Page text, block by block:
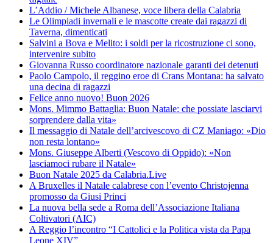
L’Addio / Michele Albanese, voce libera della Calabria
Le Olimpiadi invernali e le mascotte create dai ragazzi di
Taverna, dimenticati
Salvini a Bova e Melito: i soldi per la ricostruzione ci sono,
intervenire subito
Giovanna Russo coordinatore nazionale garanti dei detenuti
Paolo Campolo, il reggino eroe di Crans Montana: ha salvato
una decina di ragazzi
Felice anno nuovo! Buon 2026
Mons. Mimmo Battaglia: Buon Natale: che possiate lasciarvi
sorprendere dalla vita»
Il messaggio di Natale dell’arcivescovo di CZ Maniago: «Dio
non resta lontano»
Mons. Giuseppe Alberti (Vescovo di Oppido): «Non
lasciamoci rubare il Natale»
Buon Natale 2025 da Calabria.Live
A Bruxelles il Natale calabrese con l’evento Christojenna
promosso da Giusi Princi
La nuova bella sede a Roma dell’Associazione Italiana
Coltivatori (AIC)
A Reggio l’incontro “I Cattolici e la Politica vista da Papa
Leone XIV”